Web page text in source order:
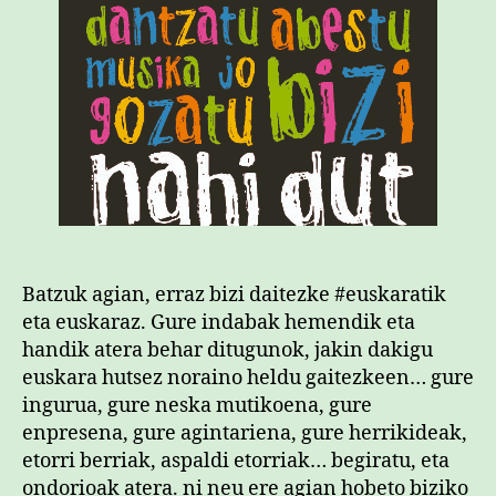
Batzuk agian, erraz bizi daitezke #euskaratik
eta euskaraz. Gure indabak hemendik eta
handik atera behar ditugunok, jakin dakigu
euskara hutsez noraino heldu gaitezkeen… gure
ingurua, gure neska mutikoena, gure
enpresena, gure agintariena, gure herrikideak,
etorri berriak, aspaldi etorriak… begiratu, eta
ondorioak atera. ni neu ere agian hobeto biziko